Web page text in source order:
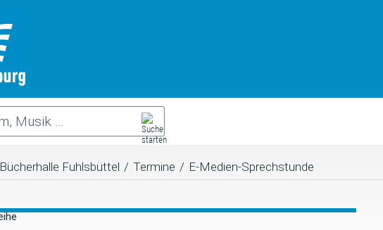
Bücherhalle Fuhlsbüttel / Termine / E-Medien-Sprechstunde